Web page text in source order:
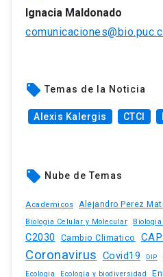
Ignacia Maldonado
comunicaciones@bio.puc.cl
local_offer Temas de la Noticia
Alexis Kalergis CTCI
local_offer Nube de Temas
Academicos Alejandro Perez
Biologia Celular y Molecular
C2030 Cambio Climatico
Coronavirus Covid19 DIP
Ecologia Ecologia y biodiversidad